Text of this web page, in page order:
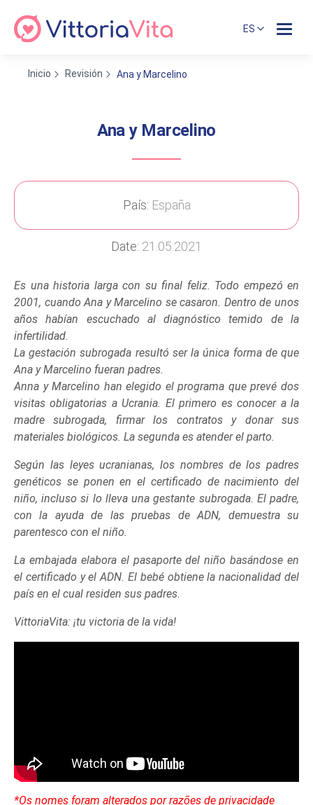
ES
Inicio Revisión Ana y Marcelino
Ana y Marcelino
País: España
Date: 21.05.2021
Es una historia larga con su final feliz. Todo empezó en
2001, cuando Ana y Marcelino se casaron. Dentro de unos
años habían escuchado al diagnóstico temido de la
infertilidad.
La gestación subrogada resultó ser la única forma de que
Ana y Marcelino fueran padres.
Anna y Marcelino han elegido el programa que prevé dos
visitas obligatorias a Ucrania. El primero es conocer a la
madre subrogada, firmar los contratos y donar sus
materiales biológicos. La segunda es atender el parto.
Según las leyes ucranianas, los nombres de los padres
genéticos se ponen en el certificado de nacimiento del
niño, incluso si lo lleva una gestante subrogada. El padre,
con la ayuda de las pruebas de ADN, demuestra su
parentesco con el niño.
La embajada elabora el pasaporte del niño basándose en
el certificado y el ADN. El bebé obtiene la nacionalidad del
país en el cual residen sus padres.
VittoriaVita: ¡tu victoria de la vida!
*Os nomes foram alterados por razões de privacidade